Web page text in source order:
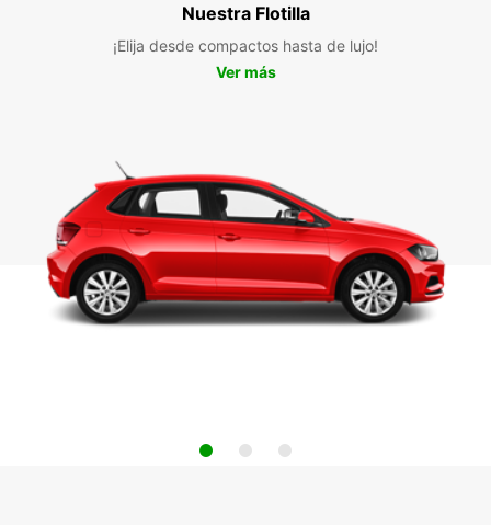
Nuestra Flotilla
¡Elija desde compactos hasta de lujo!
Ver más